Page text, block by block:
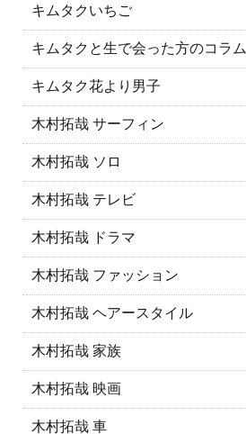
キムタクいちご
キムタクと生で会った方のコラム
キムタク花より男子
木村拓哉 サーフィン
木村拓哉 ソロ
木村拓哉 テレビ
木村拓哉 ドラマ
木村拓哉 ファッション
木村拓哉 ヘアースタイル
木村拓哉 家族
木村拓哉 映画
木村拓哉 車